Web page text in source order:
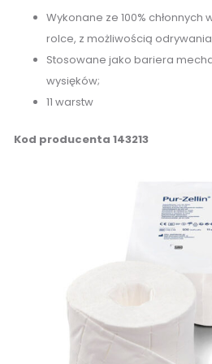
Wykonane ze 100%
rolce, z możliwością
Stosowane jako bariera
wysięków;
11 warstw
Kod producenta 143213